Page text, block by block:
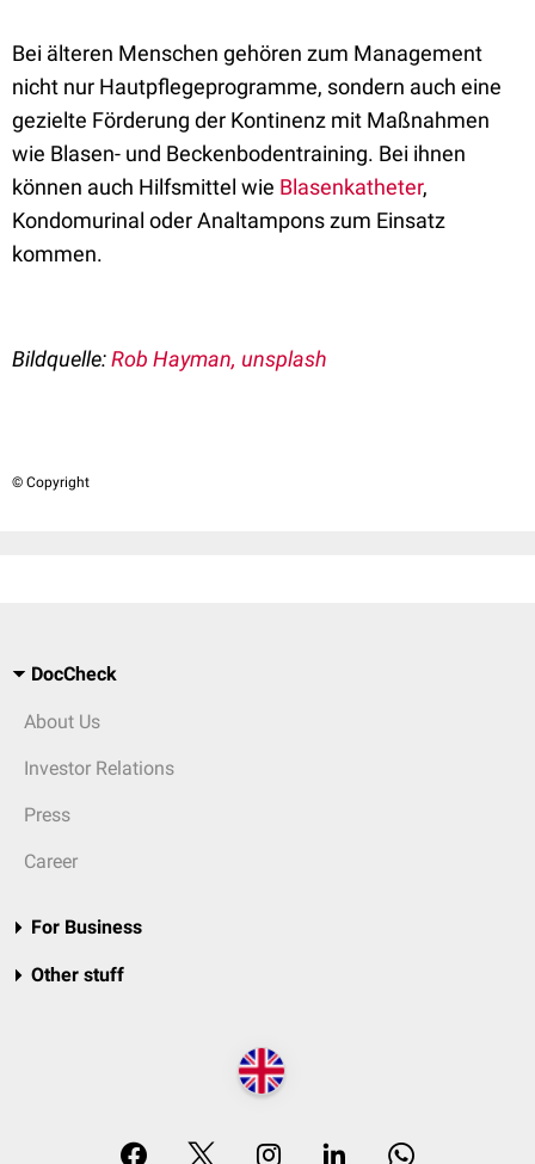
Bei älteren Menschen gehören zum Management
nicht nur Hautpflegeprogramme, sondern auch eine
gezielte Förderung der Kontinenz mit Maßnahmen
wie Blasen- und Beckenbodentraining. Bei ihnen
können auch Hilfsmittel wie Blasenkatheter,
Kondomurinal oder Analtampons zum Einsatz
kommen.
Bildquelle:Rob Hayman, unsplash
© Copyright
DocCheck
About Us
Investor Relations
Press
Career
For Business
Other stuff